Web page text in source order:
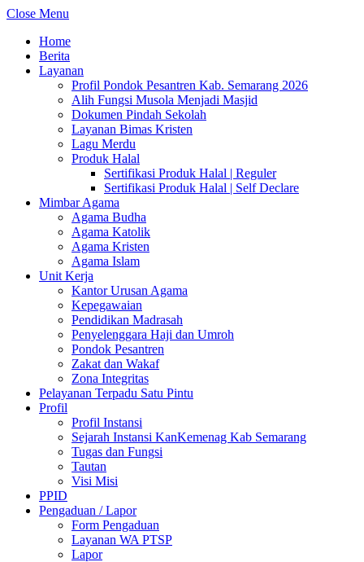
Close Menu
Home
Berita
Layanan
Profil Pondok Pesantren Kab. Semarang 2026
Alih Fungsi Musola Menjadi Masjid
Dokumen Pindah Sekolah
Layanan Bimas Kristen
Lagu Merdu
Produk Halal
Sertifikasi Produk Halal | Reguler
Sertifikasi Produk Halal | Self Declare
Mimbar Agama
Agama Budha
Agama Katolik
Agama Kristen
Agama Islam
Unit Kerja
Kantor Urusan Agama
Kepegawaian
Pendidikan Madrasah
Penyelenggara Haji dan Umroh
Pondok Pesantren
Zakat dan Wakaf
Zona Integritas
Pelayanan Terpadu Satu Pintu
Profil
Profil Instansi
Sejarah Instansi KanKemenag Kab Semarang
Tugas dan Fungsi
Tautan
Visi Misi
PPID
Pengaduan / Lapor
Form Pengaduan
Layanan WA PTSP
Lapor